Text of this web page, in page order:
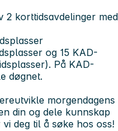
2 korttidsavdelinger med
og 15 KAD-
På KAD-
døgnet.
morgendagens
din og dele kunnskap
deg til å søke hos oss!